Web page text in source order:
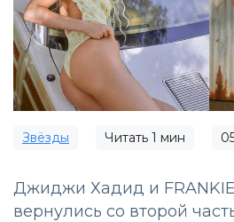
Звёзды Читать 1 мин
Джиджи Хадид и
вернулись со второй